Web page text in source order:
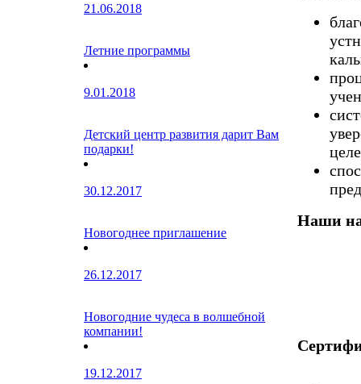
21.06.2018
Летние программы
9.01.2018
Детский центр развития дарит Вам
подарки!
30.12.2017
Новогоднее приглашение
26.12.2017
Новогодние чудеса в волшебной
компании!
19.12.2017
Наши